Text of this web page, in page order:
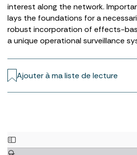
interest along the network.
lays the foundations for a
robust incorporation of effects-
a unique operational surveillance
Ajouter à ma liste de lecture